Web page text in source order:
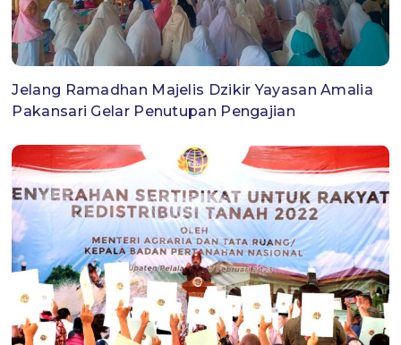
Jelang Ramadhan Majelis Dzikir Yayasan Amalia
Pakansari Gelar Penutupan Pengajian